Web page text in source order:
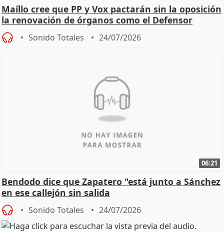
Maíllo cree que PP y Vox pactarán sin la oposición
la renovación de órganos como el Defensor
Sonido Totales 24/07/2026
06:21
Bendodo dice que Zapatero "está junto a Sánchez
en ese callejón sin salida
Sonido Totales 24/07/2026